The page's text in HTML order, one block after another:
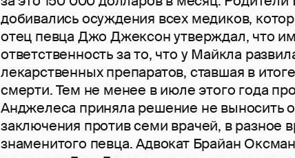
добивались осуждения всех медиков,
отец певца Джо Джексон утверждал, что
ответственность за то, что у Майкла
лекарственных препаратов, ставшая в
смерти. Тем не менее в июле этого года
Анджелеса приняла решение не выносить
заключения против семи врачей, в разное
знаменитого певца. Адвокат Брайан